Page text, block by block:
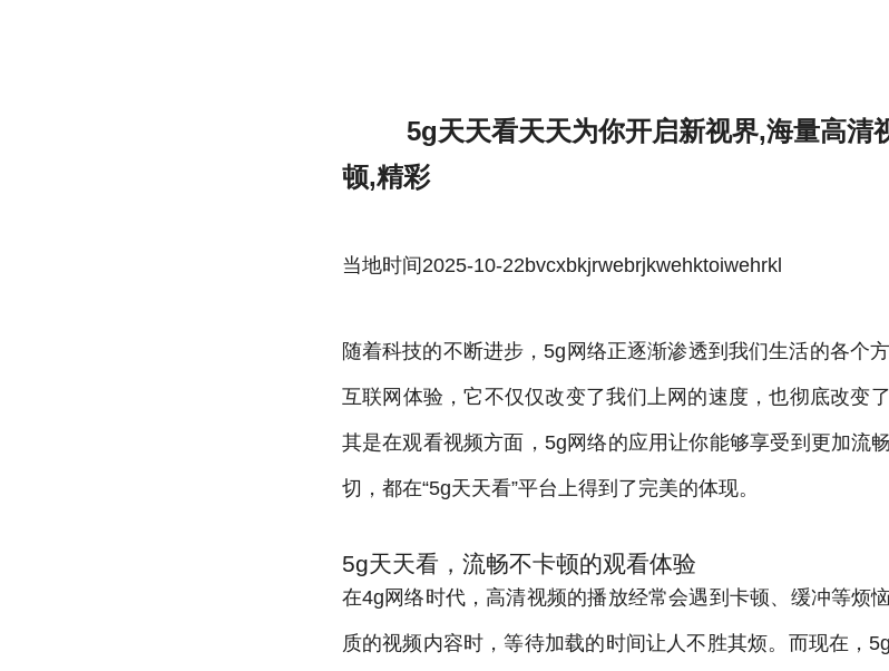
5g天天看天天为你开启新视界,海量高清
顿,精彩
当地时间2025-10-22bvcxbkjrwebrjkwehktoiwehrkl
随着科技的不断进步，5g网络正逐渐渗透到我们生活的各个
互联网体验，它不仅仅改变了我们上网的速度，也彻底改变
其是在观看视频方面，5g网络的应用让你能够享受到更加流
切，都在“5g天天看”平台上得到了完美的体现。
5g天天看，流畅不卡顿的观看体验
在4g网络时代，高清视频的播放经常会遇到卡顿、缓冲等烦
质的视频内容时，等待加载的时间让人不胜其烦。而现在，